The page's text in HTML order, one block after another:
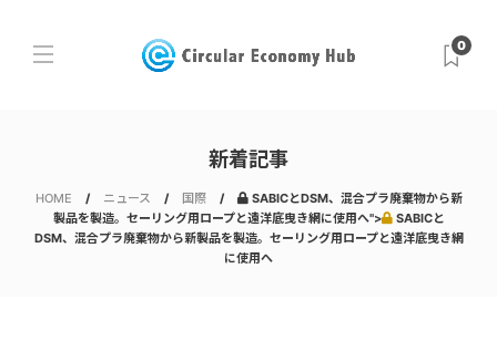
0
新着記事
HOME ニュース 国際
SABICとDSM、混合プラ廃棄物から新
製品を製造。セーリング用ロープと遠洋底曳き網に使用へ">
SABICと
DSM、混合プラ廃棄物から新製品を製造。セーリング用ロープと遠洋底曳き網
に使用へ